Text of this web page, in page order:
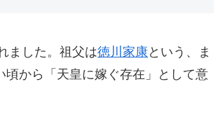
ました。祖父は徳川家康という、ま
から「天皇に嫁ぐ存在」として意